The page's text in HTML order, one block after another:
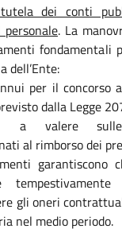
tutela dei conti
. La
fondamentali
dell’Ente:
per il concorso
dalla Legge
a valere
al rimborso dei
garantiscono
gli oneri
nel medio periodo.